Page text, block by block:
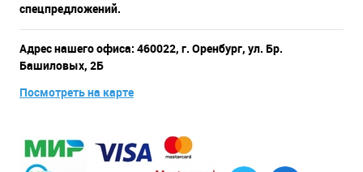
спецпредложений.
Адрес нашего офиса: 460022, г. Оренбург, ул. Бр.
Башиловых, 2Б
Посмотреть на карте